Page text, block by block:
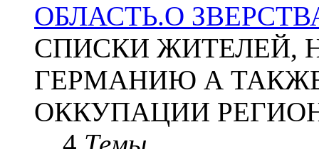
ОБЛАСТЬ.О
СПИСКИ ЖИТЕЛЕЙ,
ГЕРМАНИЮ А
ОККУПАЦИИ